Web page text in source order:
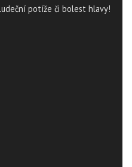
potíže či bolest hlavy!